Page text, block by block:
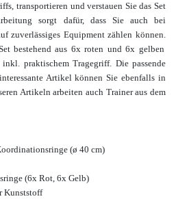
transportieren und verstauen Sie das Set
sorgt dafür, dass Sie auch bei
zuverlässiges Equipment zählen können.
bestehend aus 6x roten und 6x gelben
praktischem Tragegriff. Die passende
Artikelkönnen Sie ebenfalls in
Artikeln arbeiten auch Trainer aus dem
(ø 40 cm)
(6x Rot, 6x Gelb)
Kunststoff